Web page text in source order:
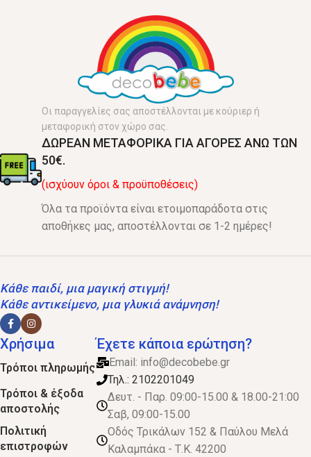
Οι παραγγελίες σας αποστέλλονται με κούριερ ή
μεταφορική στον χώρο σας.
ΔΩΡΕΑΝ ΜΕΤΑΦΟΡΙΚΑ ΓΙΑ ΑΓΟΡΕΣ ΑΝΩ ΤΩΝ
50€.
(ισχύουν όροι & προϋποθέσεις)
Όλα τα προϊόντα είναι ετοιμοπαράδοτα στις
αποθήκες μας, αποστέλλονται σε 1-2 ημέρες!
Κάθε παιδί, μια μαγική στιγμή!
Κάθε αντικείμενο, μια γλυκιά ανάμνηση!
Χρήσιμα
Τρόποι πληρωμής
Τρόποι & έξοδα
αποστολής
Πολιτική
επιστροφών
Έχετε κάποια ερώτηση?
Email: info@decobebe.gr
Τηλ.: 2102201049
Δευτ. - Παρ. 09:00-15.00 & 18.00-21:00
Σαβ, 09:00-15.00
Οδός Τρικάλων 152 & Παύλου Μελά
Καλαμπάκα - Τ.Κ. 42200